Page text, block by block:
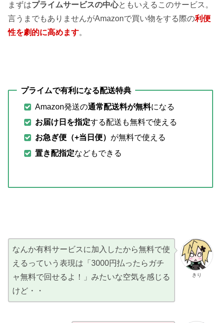
まずはプライムサービスの中心ともいえるこのサービス。
言うまでもありませんがAmazonで買い物をする際の利便
性を劇的に高めます。
プライムで有利になる配送特典
Amazon発送の通常配送料が無料になる
お届け日を指定する配送も無料で使える
お急ぎ便（+当日便） が無料で使える
置き配指定などもできる
きり
なんか有料サービスに加入したから無料で使
えるっていう表現は「3000円払ったらガチ
ャ無料で回せるよ！」みたいな空気を感じる
けど・・